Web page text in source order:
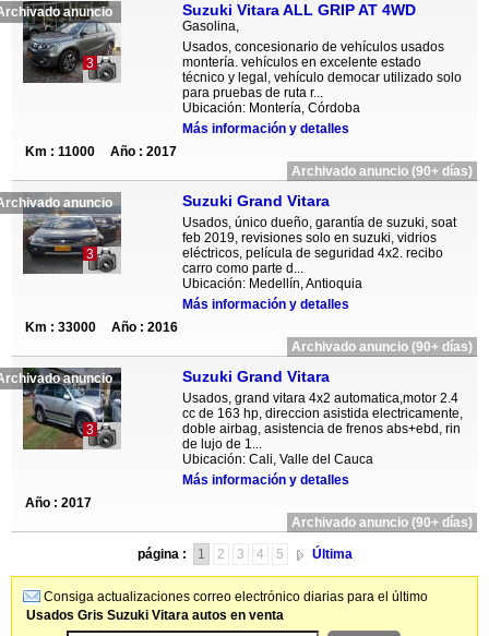
anuncio
3
Suzuki Vitara ALL GRIP AT 4WD
Gasolina,
Usados, concesionario de vehículos usados
montería. vehículos en excelente estado
técnico y legal, vehículo democar utilizado solo
para pruebas de ruta r...
Ubicación: Montería, Córdoba
Más información y detalles
Km : 11000
Año : 2017
Archivado anuncio (90+ días)
anuncio
3
Suzuki Grand Vitara
Usados, único dueño, garantía de suzuki, soat
feb 2019, revisiones solo en suzuki, vidrios
eléctricos, película de seguridad 4x2. recibo
carro como parte d...
Ubicación: Medellín, Antioquia
Más información y detalles
Km : 33000
Año : 2016
Archivado anuncio (90+ días)
anuncio
3
Suzuki Grand Vitara
Usados, grand vitara 4x2 automatica,motor 2.4
cc de 163 hp, direccion asistida electricamente,
doble airbag, asistencia de frenos abs+ebd, rin
de lujo de 1...
Ubicación: Cali, Valle del Cauca
Más información y detalles
Año : 2017
Archivado anuncio (90+ días)
página : 1 2 3 4 5 Última
Consiga actualizaciones correo electrónico diarias para el último
Usados Gris Suzuki Vitara autos en venta